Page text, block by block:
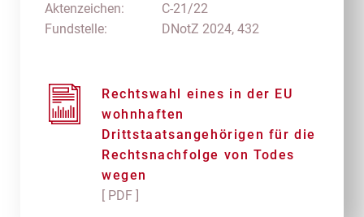
Aktenzeichen:
Fundstelle:
C-21/22
DNotZ 2024, 432
Rechtswahl eines in der EU
wohnhaften
Drittstaatsangehörigen für die
Rechtsnachfolge von Todes
wegen
[ PDF ]